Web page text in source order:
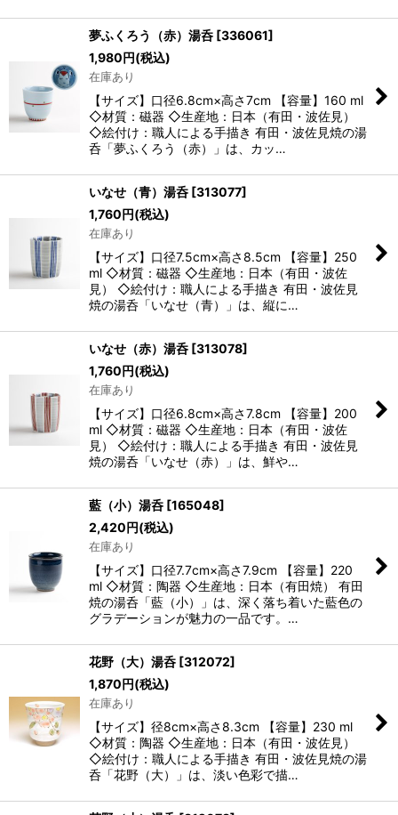
夢ふくろう（赤）湯呑 [336061]
1,980円(税込)
在庫あり
【サイズ】口径6.8cm×高さ7cm 【容量】160 ml
◇材質：磁器 ◇生産地：日本（有田・波佐見）
◇絵付け：職人による手描き 有田・波佐見焼の湯
呑「夢ふくろう（赤）」は、カッ…
いなせ（青）湯呑 [313077]
1,760円(税込)
在庫あり
【サイズ】口径7.5cm×高さ8.5cm 【容量】250
ml ◇材質：磁器 ◇生産地：日本（有田・波佐
見） ◇絵付け：職人による手描き 有田・波佐見
焼の湯呑「いなせ（青）」は、縦に…
いなせ（赤）湯呑 [313078]
1,760円(税込)
在庫あり
【サイズ】口径6.8cm×高さ7.8cm 【容量】200
ml ◇材質：磁器 ◇生産地：日本（有田・波佐
見） ◇絵付け：職人による手描き 有田・波佐見
焼の湯呑「いなせ（赤）」は、鮮や…
藍（小）湯呑 [165048]
2,420円(税込)
在庫あり
【サイズ】口径7.7cm×高さ7.9cm 【容量】220
ml ◇材質：陶器 ◇生産地：日本（有田焼） 有田
焼の湯呑「藍（小）」は、深く落ち着いた藍色の
グラデーションが魅力の一品です。…
花野（大）湯呑 [312072]
1,870円(税込)
在庫あり
【サイズ】径8cm×高さ8.3cm 【容量】230 ml
◇材質：陶器 ◇生産地：日本（有田・波佐見）
◇絵付け：職人による手描き 有田・波佐見焼の湯
呑「花野（大）」は、淡い色彩で描…